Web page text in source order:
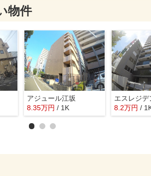
物件
アジュール江坂
8.35万円 / 1K 8.2万円 /